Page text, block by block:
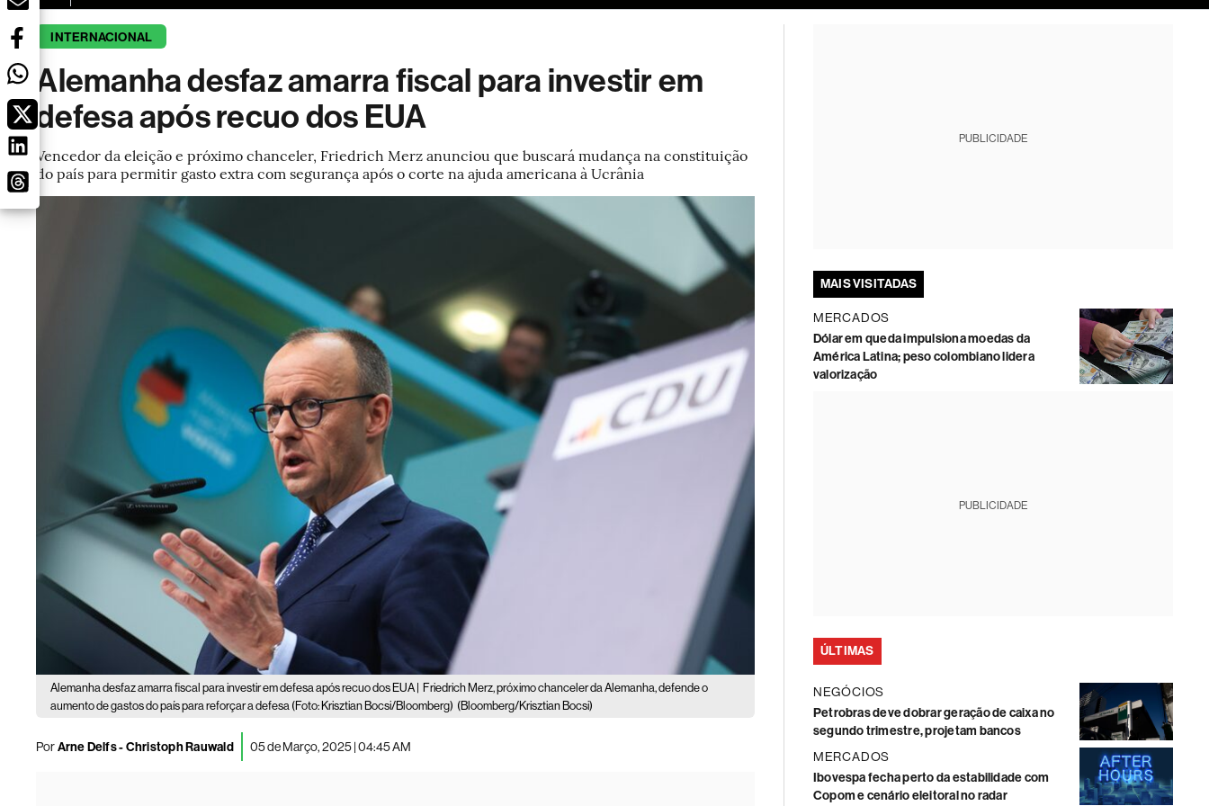
INTERNACIONAL
Alemanha desfaz amarra fiscal para investir em
defesa após recuo dos EUA
Vencedor da eleição e próximo chanceler, Friedrich Merz anunciou que buscará mudança na constituição
do país para permitir gasto extra com segurança após o corte na ajuda americana à Ucrânia
Alemanha desfaz amarra fiscal para investir em defesa após recuo dos EUA |
Friedrich Merz, próximo chanceler da Alemanha, defende o
aumento de gastos do país para reforçar a defesa (Foto: Krisztian Bocsi/Bloomberg) (Bloomberg/Krisztian Bocsi)
PorArne Delfs - Christoph Rauwald 05 de Março, 2025 | 04:45 AM
PUBLICIDADE
MAIS VISITADAS
MERCADOS
Dólar em queda impulsiona moedas da
América Latina; peso colombiano lidera
valorização
PUBLICIDADE
ÚLTIMAS
NEGÓCIOS
Petrobras deve dobrar geração de caixa no
segundo trimestre, projetam bancos
MERCADOS
Ibovespa fecha perto da estabilidade com
Copom e cenário eleitoral no radar